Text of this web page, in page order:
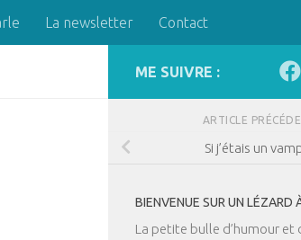
La newsletter Contact
ME SUIVRE :
ARTICLE
Si j’étais un
BIENVENUE SUR UN LÉZARD
La petite bulle d’humour et